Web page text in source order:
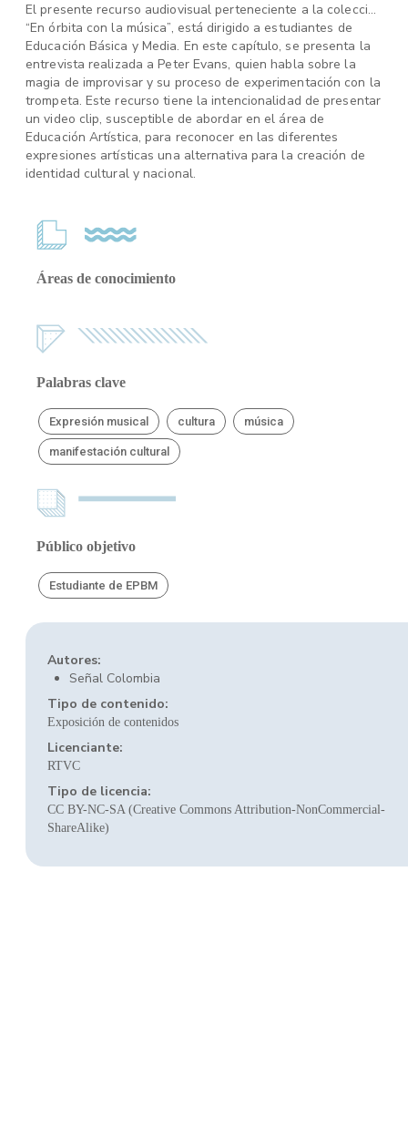
El presente recurso audiovisual perteneciente a la colección
“En órbita con la música”, está dirigido a estudiantes de
Educación Básica y Media. En este capítulo, se presenta la
entrevista realizada a Peter Evans, quien habla sobre la
magia de improvisar y su proceso de experimentación con la
trompeta. Este recurso tiene la intencionalidad de presentar
un video clip, susceptible de abordar en el área de
Educación Artística, para reconocer en las diferentes
expresiones artísticas una alternativa para la creación de
identidad cultural y nacional.
Áreas de conocimiento
Palabras clave
Expresión musical cultura música
manifestación cultural
Público objetivo
Estudiante de EPBM
Autores:
Señal Colombia
Tipo de contenido:
Exposición de contenidos
Licenciante:
RTVC
Tipo de licencia:
CC BY-NC-SA (Creative Commons Attribution-NonCommercial-
ShareAlike)